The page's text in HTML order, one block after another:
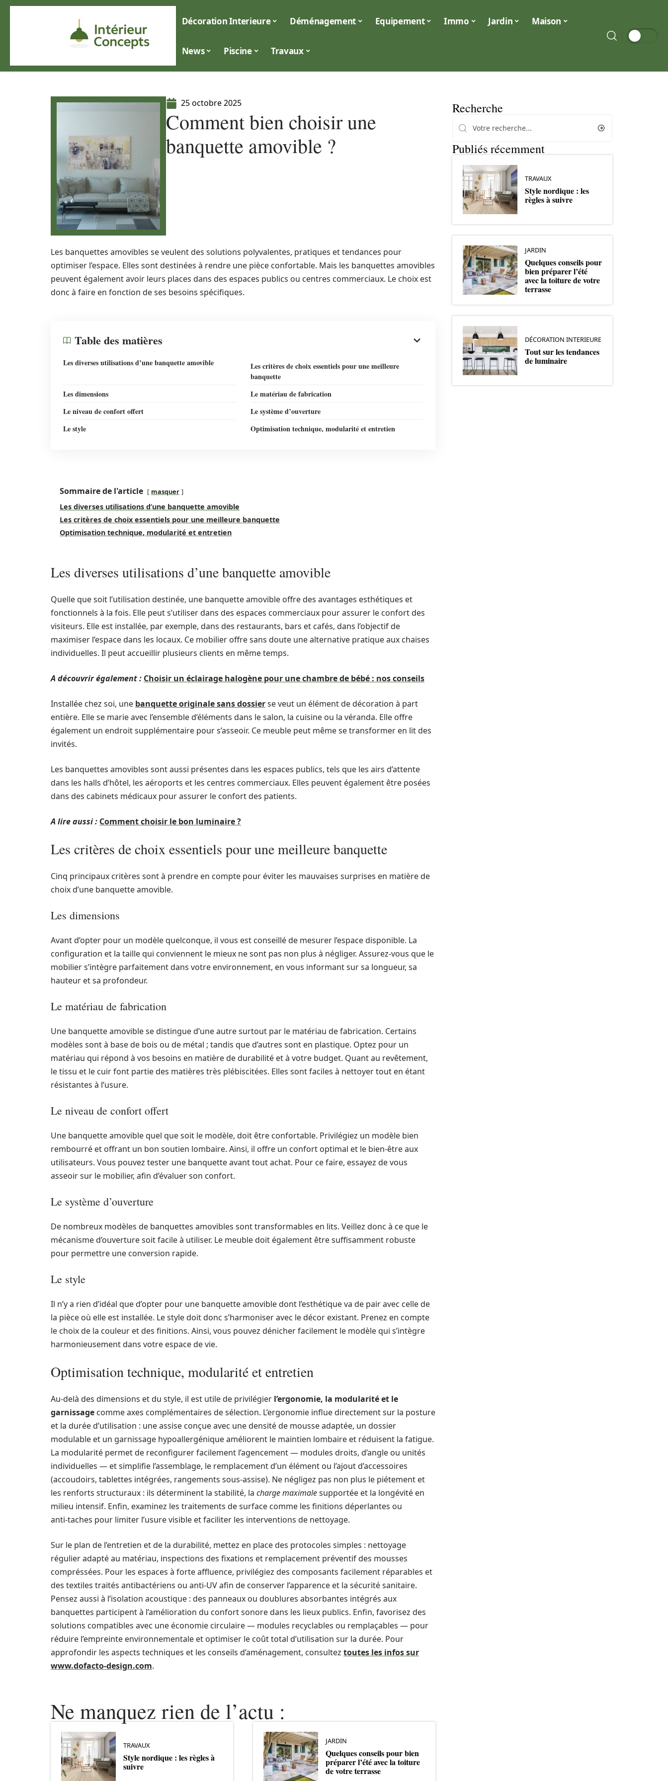
Décoration Interieure Déménagement Equipement Immo Jardin Maison
News Piscine Travaux
25 octobre 2025
Comment bien choisir une
banquette amovible ?
Les banquettes amovibles se veulent des solutions polyvalentes, pratiques et tendances pour
optimiser l’espace. Elles sont destinées à rendre une pièce confortable. Mais les banquettes amovibles
peuvent également avoir leurs places dans des espaces publics ou centres commerciaux. Le choix est
donc à faire en fonction de ses besoins spécifiques.
Table des matières
Les diverses utilisations d’une banquette amovible
Les critères de choix essentiels pour une meilleure
banquette
Les dimensions
Le matériau de fabrication
Le niveau de confort offert
Le système d’ouverture
Le style
Optimisation technique, modularité et entretien
Sommaire de l'article masquer
Les diverses utilisations d’une banquette amovible
Les critères de choix essentiels pour une meilleure banquette
Optimisation technique, modularité et entretien
Les diverses utilisations d’une banquette amovible
Quelle que soit l’utilisation destinée, une banquette amovible offre des avantages esthétiques et
fonctionnels à la fois. Elle peut s’utiliser dans des espaces commerciaux pour assurer le confort des
visiteurs. Elle est installée, par exemple, dans des restaurants, bars et cafés, dans l’objectif de
maximiser l’espace dans les locaux. Ce mobilier offre sans doute une alternative pratique aux chaises
individuelles. Il peut accueillir plusieurs clients en même temps.
A découvrir également : Choisir un éclairage halogène pour une chambre de bébé : nos conseils
Installée chez soi, une banquette originale sans dossierse veut un élément de décoration à part
entière. Elle se marie avec l’ensemble d’éléments dans le salon, la cuisine ou la véranda. Elle offre
également un endroit supplémentaire pour s’asseoir. Ce meuble peut même se transformer en lit des
invités.
Les banquettes amovibles sont aussi présentes dans les espaces publics, tels que les airs d’attente
dans les halls d’hôtel, les aéroports et les centres commerciaux. Elles peuvent également être posées
dans des cabinets médicaux pour assurer le confort des patients.
A lire aussi : Comment choisir le bon luminaire ?
Les critères de choix essentiels pour une meilleure banquette
Cinq principaux critères sont à prendre en compte pour éviter les mauvaises surprises en matière de
choix d’une banquette amovible.
Les dimensions
Avant d’opter pour un modèle quelconque, il vous est conseillé de mesurer l’espace disponible. La
configuration et la taille qui conviennent le mieux ne sont pas non plus à négliger. Assurez-vous que le
mobilier s’intègre parfaitement dans votre environnement, en vous informant sur sa longueur, sa
hauteur et sa profondeur.
Le matériau de fabrication
Une banquette amovible se distingue d’une autre surtout par le matériau de fabrication. Certains
modèles sont à base de bois ou de métal ; tandis que d’autres sont en plastique. Optez pour un
matériau qui répond à vos besoins en matière de durabilité et à votre budget. Quant au revêtement,
le tissu et le cuir font partie des matières très plébiscitées. Elles sont faciles à nettoyer tout en étant
résistantes à l’usure.
Le niveau de confort offert
Une banquette amovible quel que soit le modèle, doit être confortable. Privilégiez un modèle bien
rembourré et offrant un bon soutien lombaire. Ainsi, il offre un confort optimal et le bien-être aux
utilisateurs. Vous pouvez tester une banquette avant tout achat. Pour ce faire, essayez de vous
asseoir sur le mobilier, afin d’évaluer son confort.
Le système d’ouverture
De nombreux modèles de banquettes amovibles sont transformables en lits. Veillez donc à ce que le
mécanisme d’ouverture soit facile à utiliser. Le meuble doit également être suffisamment robuste
pour permettre une conversion rapide.
Le style
Il n’y a rien d’idéal que d’opter pour une banquette amovible dont l’esthétique va de pair avec celle de
la pièce où elle est installée. Le style doit donc s’harmoniser avec le décor existant. Prenez en compte
le choix de la couleur et des finitions. Ainsi, vous pouvez dénicher facilement le modèle qui s’intègre
harmonieusement dans votre espace de vie.
Optimisation technique, modularité et entretien
Au‑delà des dimensions et du style, il est utile de privilégier l’ergonomie, la modularité et le
garnissage comme axes complémentaires de sélection. L’ergonomie influe directement sur la posture
et la durée d’utilisation : une assise conçue avec une densité de mousse adaptée, un dossier
modulable et un garnissage hypoallergénique améliorent le maintien lombaire et réduisent la fatigue.
La modularité permet de reconfigurer facilement l’agencement — modules droits, d’angle ou unités
individuelles — et simplifie l’assemblage, le remplacement d’un élément ou l’ajout d’accessoires
(accoudoirs, tablettes intégrées, rangements sous-assise). Ne négligez pas non plus le piétement et
les renforts structuraux : ils déterminent la stabilité, la charge maximalesupportée et la longévité en
milieu intensif. Enfin, examinez les traitements de surface comme les finitions déperlantes ou
anti‑taches pour limiter l’usure visible et faciliter les interventions de nettoyage.
Sur le plan de l’entretien et de la durabilité, mettez en place des protocoles simples : nettoyage
régulier adapté au matériau, inspections des fixations et remplacement préventif des mousses
compréssées. Pour les espaces à forte affluence, privilégiez des composants facilement réparables et
des textiles traités antibactériens ou anti‑UV afin de conserver l’apparence et la sécurité sanitaire.
Pensez aussi à l’isolation acoustique : des panneaux ou doublures absorbantes intégrés aux
banquettes participent à l’amélioration du confort sonore dans les lieux publics. Enfin, favorisez des
solutions compatibles avec une économie circulaire — modules recyclables ou remplaçables — pour
réduire l’empreinte environnementale et optimiser le coût total d’utilisation sur la durée. Pour
approfondir les aspects techniques et les conseils d’aménagement, consultez toutes les infos sur
www.dofacto-design.com.
Ne manquez rien de l’actu :
TRAVAUX
Style nordique : les règles à
suivre
JARDIN
Quelques conseils pour bien
préparer l’été avec la toiture
de votre terrasse
Recherche
Publiés récemment
TRAVAUX
Style nordique : les
règles à suivre
JARDIN
Quelques conseils pour
bien préparer l’été
avec la toiture de votre
terrasse
DÉCORATION INTERIEURE
Tout sur les tendances
de luminaire